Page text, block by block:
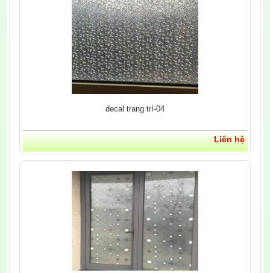
decal trang trí-04
Liên hệ